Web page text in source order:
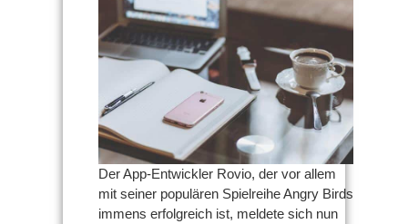
Der App-Entwickler Rovio, der vor allem
mit seiner populären Spielreihe Angry Birds
immens erfolgreich ist, meldete sich nun